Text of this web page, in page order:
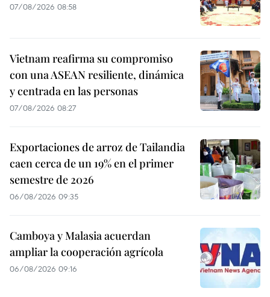
07/08/2026 08:58
Vietnam reafirma su compromiso
con una ASEAN resiliente, dinámica
y centrada en las personas
07/08/2026 08:27
Exportaciones de arroz de Tailandia
caen cerca de un 19% en el primer
semestre de 2026
06/08/2026 09:35
Camboya y Malasia acuerdan
ampliar la cooperación agrícola
06/08/2026 09:16